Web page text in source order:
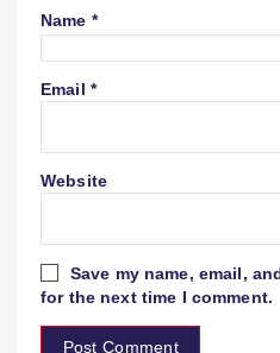
Name *
Email *
Website
Save my name, email,
for the next time I comment.